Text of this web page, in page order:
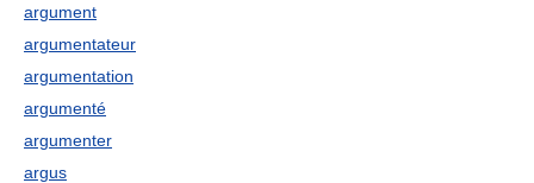
argument
argumentateur
argumentation
argumenté
argumenter
argus